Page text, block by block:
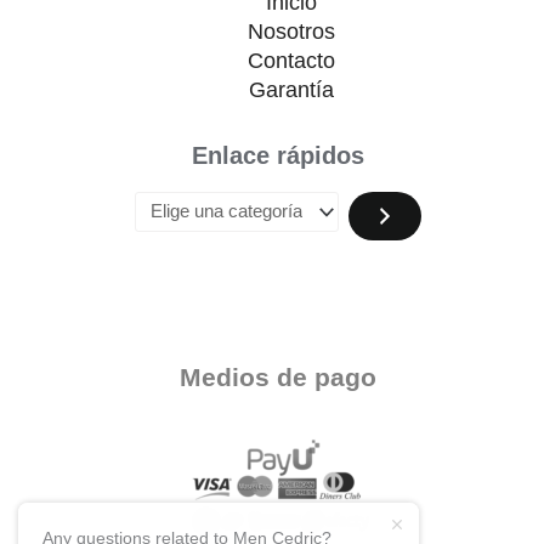
Nosotros
Contacto
Garantía
Enlace rápidos
Medios de pago
Any questions related to Men Cedric?